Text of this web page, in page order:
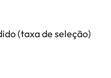
(taxa de seleção)